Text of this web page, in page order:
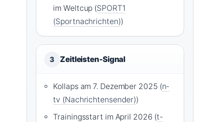
im Weltcup (SPORT1
(Sportnachrichten))
3 Zeitleisten-Signal
Kollaps am 7. Dezember 2025 (n-
tv (Nachrichtensender))
Trainingsstart im April 2026 (t-